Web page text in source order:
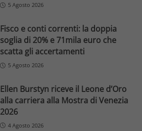
5 Agosto 2026
Fisco e conti correnti: la doppia
soglia di 20% e 71mila euro che
scatta gli accertamenti
5 Agosto 2026
Ellen Burstyn riceve il Leone d’Oro
alla carriera alla Mostra di Venezia
2026
4 Agosto 2026